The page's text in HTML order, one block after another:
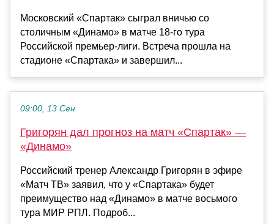
Московский «Спартак» сыграл вничью со
столичным «Динамо» в матче 18-го тура
Российской премьер-лиги. Встреча прошла на
стадионе «Спартака» и завершил...
09:00, 13 Сен
Григорян дал прогноз на матч «Спартак» —
«Динамо»
Российский тренер Александр Григорян в эфире
«Матч ТВ» заявил, что у «Спартака» будет
преимущество над «Динамо» в матче восьмого
тура МИР РПЛ. Подроб...